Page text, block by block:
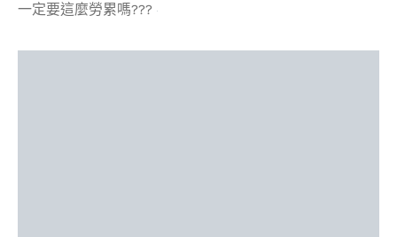
一定要這麼勞累嗎???